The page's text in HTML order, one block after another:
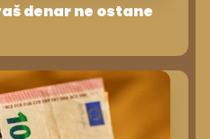
denar ne ostane